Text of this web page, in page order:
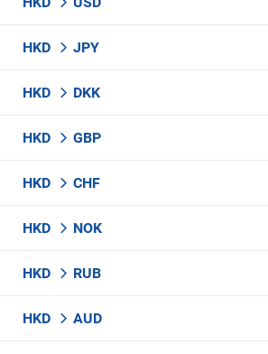
HKD JPY
HKD DKK
HKD GBP
HKD CHF
HKD NOK
HKD RUB
HKD AUD